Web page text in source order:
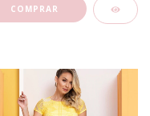
COMPRAR